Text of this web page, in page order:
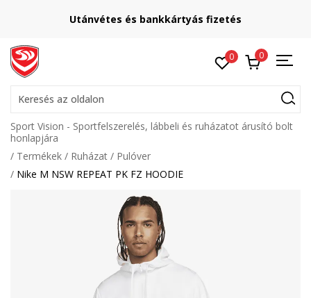
Utánvétes és bankkártyás fizetés
0 0
Keresés az oldalon
Sport Vision - Sportfelszerelés, lábbeli és ruházatot árusító bolt
honlapjára
Termékek
Ruházat
Pulóver
Nike M NSW REPEAT PK FZ HOODIE